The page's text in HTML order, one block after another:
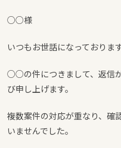
○○様
いつもお世話になっておりま
○○の件につきまして、返信
び申し上げます。
複数案件の対応が重なり、確
いませんでした。